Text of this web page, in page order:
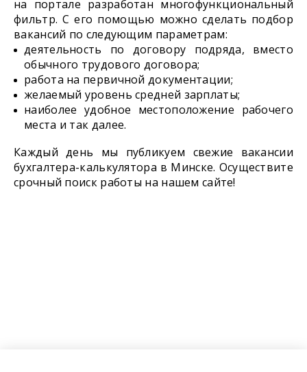
на портале разработан многофункциональный
фильтр. С его помощью можно сделать подбор
вакансий по следующим параметрам:
деятельность по договору подряда, вместо
обычного трудового договора;
работа на первичной документации;
желаемый уровень средней зарплаты;
наиболее удобное местоположение рабочего
места и так далее.
Каждый день мы публикуем свежие вакансии
бухгалтера-калькулятора в Минске. Осуществите
срочный поиск работы на нашем сайте!